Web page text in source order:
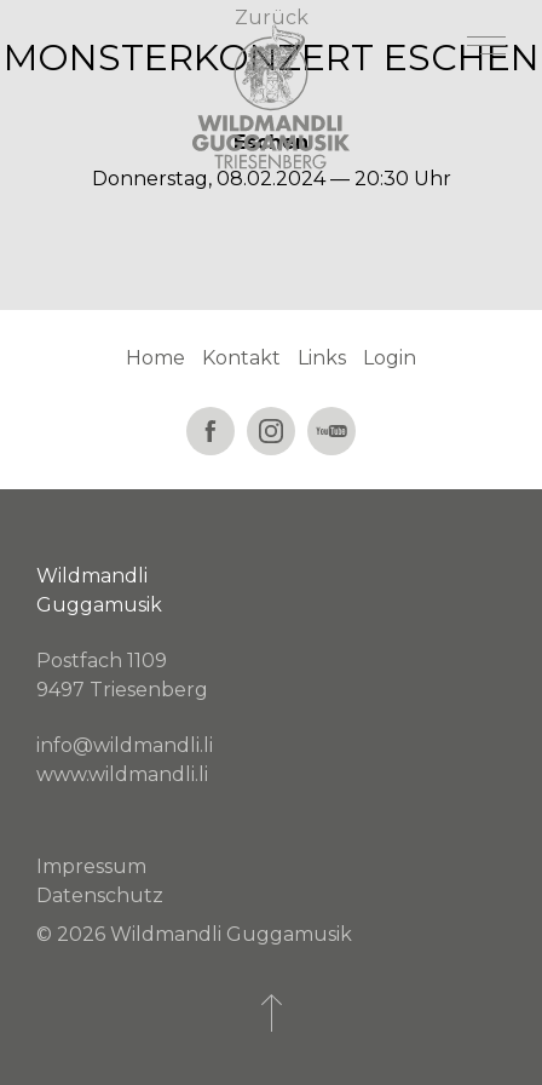
Zurück
MONSTERKONZERT ESCHEN
Eschen
Donnerstag, 08.02.2024 — 20:30 Uhr
Home Kontakt Links Login
Wildmandli
Guggamusik
Postfach 1109
9497 Triesenberg
info@wildmandli.li
www.wildmandli.li
Impressum
Datenschutz
© 2026 Wildmandli Guggamusik